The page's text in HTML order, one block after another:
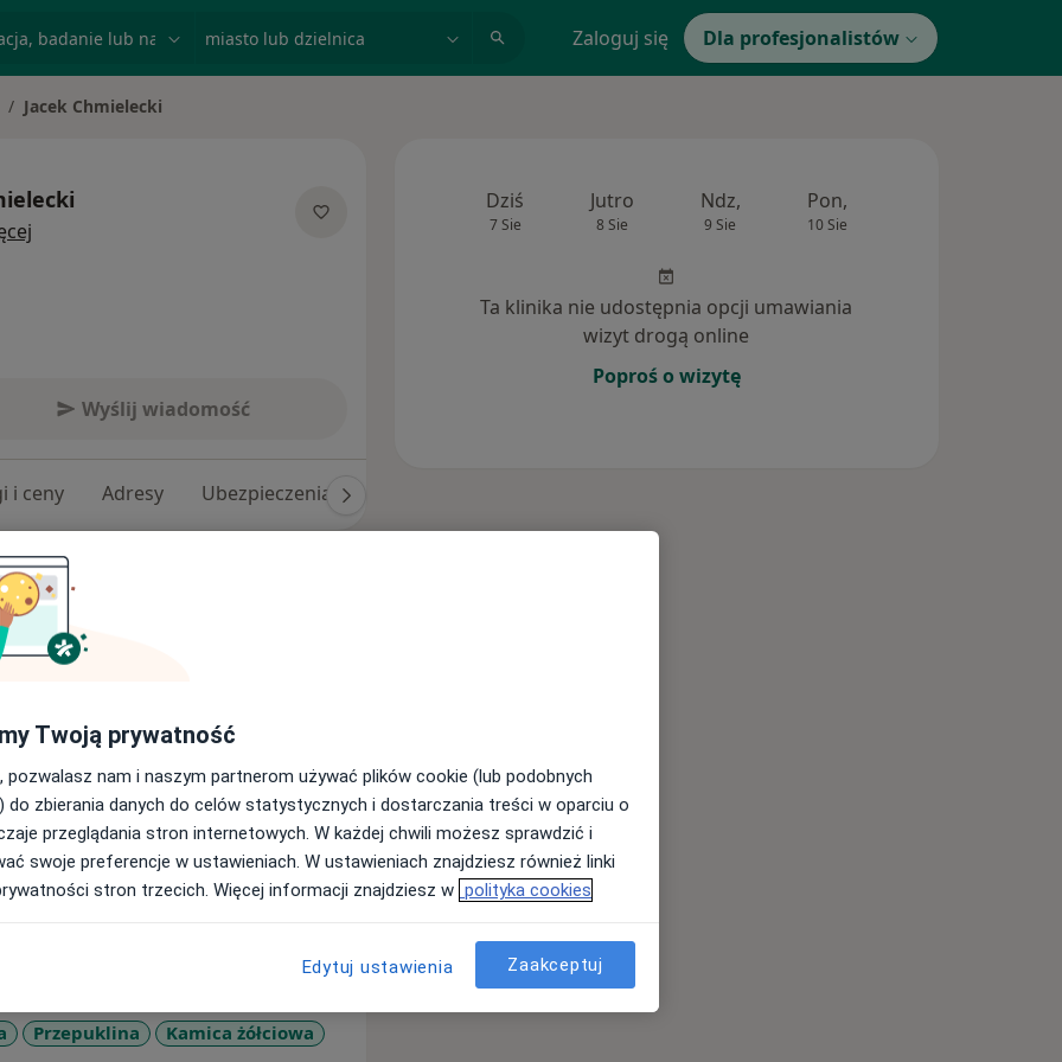
Zaloguj się Dla profesjonalistów
miasto
Jacek Chmielecki
Wyślij wiadomość
i ceny Adresy Ubezpieczenia
w Poznaniu (1985). Uzyskał
chirurgii naczyniowej i
obszarze wideochirurgii (operacje
chirurgii naczyniowej.
medyczną zdobywał w
i Naczyń w Szpitalu
Medycznego im. Karola
Certus w Poznaniu (2004 –
i leczeniu i operacjach chorób, z
Przepuklina
Kamica żółciowa
Dziś
7 Sie
Jutro
8 Sie
Ndz,
9 Sie
Pon,
10 Sie
Ta klinika nie udostępnia opcji umawiania
wizyt drogą online
Poproś o wizytę
Twoją prywatność
pozwalasz nam i naszym partnerom używać plików cookie (lub podobnych
do zbierania danych do celów statystycznych i dostarczania treści w oparciu o
przeglądania stron internetowych. W każdej chwili możesz sprawdzić i
swoje preferencje w ustawieniach. W ustawieniach znajdziesz również linki
stron trzecich. Więcej informacji znajdziesz w polityka cookies
Edytuj ustawienia Zaakceptuj